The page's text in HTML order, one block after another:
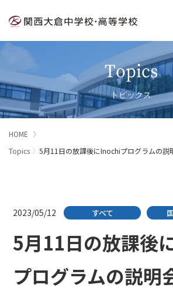
Topics
トピックス
HOME
Topics
5月11日の放課後にInochiプログラムの説
2023/05/12 すべて
5月11日の放課後
プログラムの説明